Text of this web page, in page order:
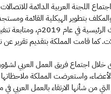
اللجنة العربية الدائمة
بتطوير الهيكلية القائمة
الأحداث الرئيسية
كما قامت المملكة بتقديم تقرير عن
خلال اجتماع فريق العمل العربي
واستعرضت المملكة
من شأنها الارتقاء بالعمل العربي